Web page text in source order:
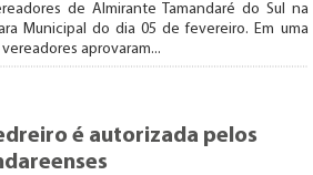
de Almirante Tamandaré do Sul na
Municipal do dia 05 de fevereiro. Em uma
aprovaram...
é autorizada pelos